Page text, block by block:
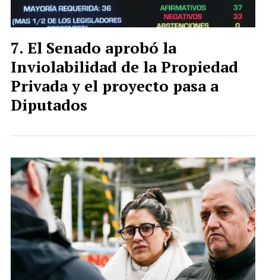
El Senado aprobó la
Inviolabilidad de la Propiedad
Privada y el proyecto pasa a
Diputados